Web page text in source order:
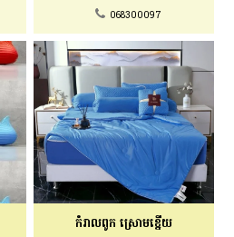
068300097
កំរាលពូក ស្រោមខ្នើយ